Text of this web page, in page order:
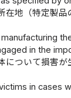
地（特定製
in the
ついて損害
in cases